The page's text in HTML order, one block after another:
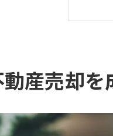
地
産売却